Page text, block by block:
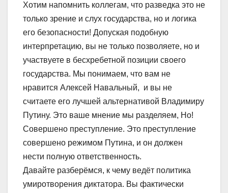
Хотим напомнить коллегам, что разведка это не
только зрение и слух государства, но и логика
его безопасности! Допуская подобную
интерпретацию, вы не только позволяете, но и
участвуете в бесхребетной позиции своего
государства. Мы понимаем, что вам не
нравится Алексей Навальный, и вы не
считаете его лучшей альтернативой Владимиру
Путину. Это ваше мнение мы разделяем, Но!
Совершено преступление. Это преступление
совершено режимом Путина, и он должен
нести полную ответственность.
Давайте разберёмся, к чему ведёт политика
умиротворения диктатора. Вы фактически